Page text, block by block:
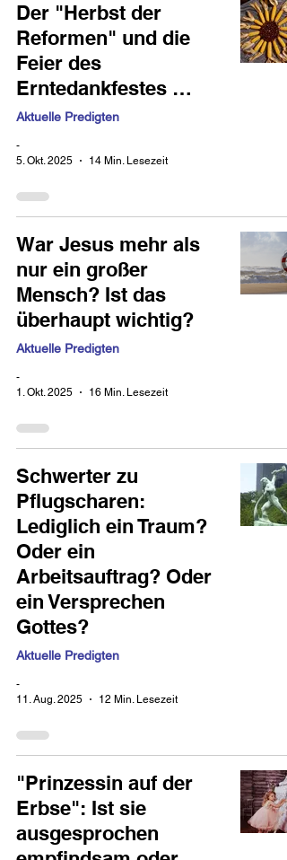
Der "Herbst der
Reformen" und die
Feier des
Erntedankfestes …
Aktuelle Predigten
-
5. Okt. 2025
14 Min. Lesezeit
War Jesus mehr als
nur ein großer
Mensch? Ist das
überhaupt wichtig?
Aktuelle Predigten
-
1. Okt. 2025
16 Min. Lesezeit
Schwerter zu
Pflugscharen:
Lediglich ein Traum?
Oder ein
Arbeitsauftrag? Oder
ein Versprechen
Gottes?
Aktuelle Predigten
-
11. Aug. 2025
12 Min. Lesezeit
"Prinzessin auf der
Erbse": Ist sie
ausgesprochen